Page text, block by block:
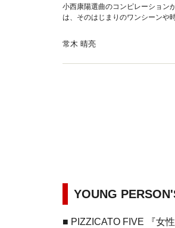
小西康陽選曲のコンピレーション
は、そのはじまりのワンシーンや
常木 晴亮
YOUNG
■ PIZZICATO FIVE 『女性